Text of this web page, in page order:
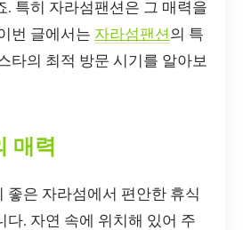
. 특히 자라섬팬션은 그 매력을
번 글에서는 자라섬팬션의 특
타의 최적 방문 시기를 알아보
매력
좋은 자라섬에서 편안한 휴식
다. 자연 속에 위치해 있어 주